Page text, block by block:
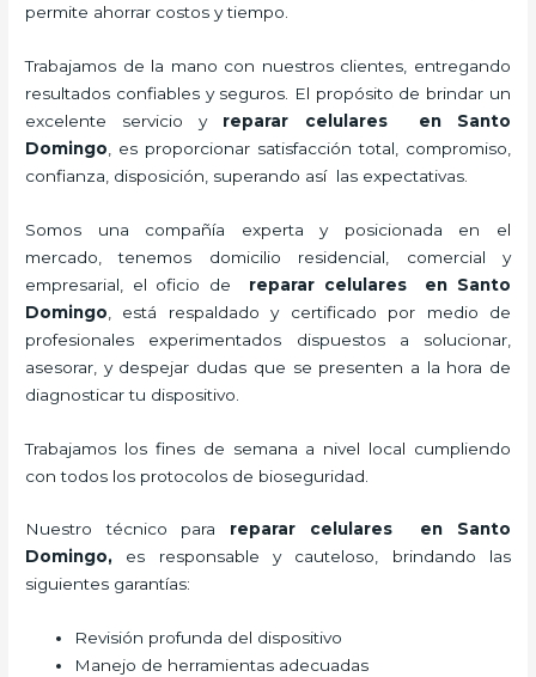
permite ahorrar costos y tiempo.
Trabajamos de la mano con nuestros clientes, entregando
resultados confiables y seguros. El propósito de brindar un
excelente servicio y reparar celulares en Santo
Domingo , es proporcionar satisfacción total, compromiso,
confianza, disposición, superando así las expectativas.
Somos una compañía experta y posicionada en el
mercado, tenemos domicilio residencial, comercial y
empresarial, el oficio de reparar celulares en Santo
Domingo , está respaldado y certificado por medio de
profesionales experimentados dispuestos a solucionar,
asesorar, y despejar dudas que se presenten a la hora de
diagnosticar tu dispositivo.
Trabajamos los fines de semana a nivel local cumpliendo
con todos los protocolos de bioseguridad.
Nuestro técnico para reparar celulares en Santo
Domingo, es responsable y cauteloso, brindando las
siguientes garantías:
Revisión profunda del dispositivo
Manejo de herramientas adecuadas